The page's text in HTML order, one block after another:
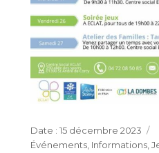
Publié
le
15 décembre 2023
Événements, Informations,